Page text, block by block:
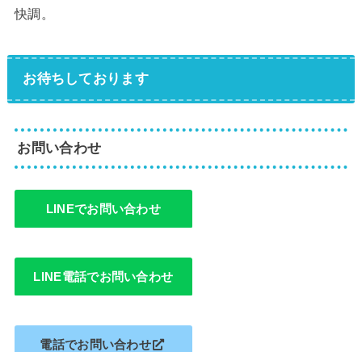
快調。
お待ちしております
お問い合わせ
LINEでお問い合わせ
LINE電話でお問い合わせ
電話でお問い合わせ